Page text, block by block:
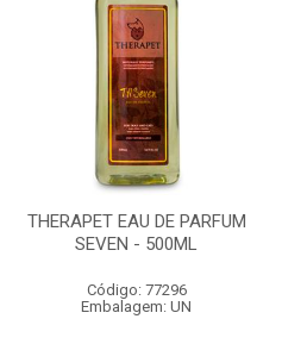
THERAPET EAU DE PARFUM
SEVEN - 500ML
Código: 77296
Embalagem: UN